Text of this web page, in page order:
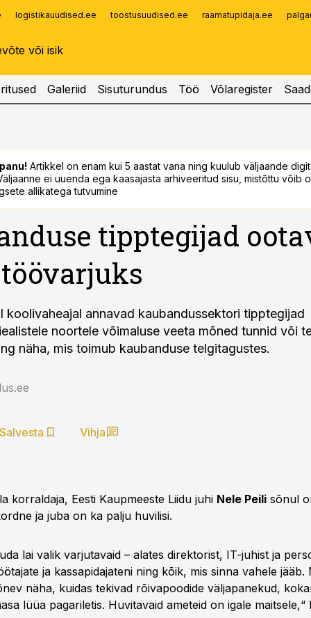
logistikauudised.ee toostusuudised.ee raamatupidaja.ee
Infopank
Galeriid Sisuturundus Töö Võlaregister
Artikkel on enam kui 5 aastat vana ning kuulub väljaande
ei uuenda ega kaasajasta arhiveeritud sisu, mistõttu võib
allikatega tutvumine
tipptegijad
koolivaheajal annavad kaubandussektori tipptegijad
noortele võimaluse veeta mõned tunnid või
näha, mis toimub kaubanduse telgitagustes.
Salvesta Vihja
korraldaja, Eesti Kaupmeeste Liidu juhi Nele Peili sõnul
ja juba on ka palju huvilisi.
lai valik varjutavaid – alates direktorist, IT-juhist ja
ja kassapidajateni ning kõik, mis sinna vahele jääb.
näha, kuidas tekivad rõivapoodide väljapanekud,
lüüa pagariletis. Huvitavaid ameteid on igale maitsele,“